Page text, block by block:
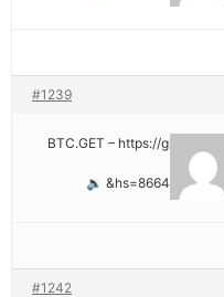
#1239
🔉 + 1.417111 BTC.GET – https://
#1242